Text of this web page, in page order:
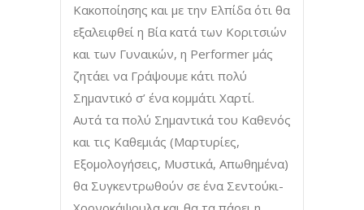
Κακοποίησης και με την Ελπίδα ότι θα
εξαλειφθεί η Βία κατά των Κοριτσιών
και των Γυναικών, η Performer μάς
ζητάει να Γράψουμε κάτι πολύ
Σημαντικό σ’ ένα κομμάτι Χαρτί.
Αυτά τα πολύ Σημαντικά του Καθενός
και τις Καθεμιάς (Μαρτυρίες,
Εξομολογήσεις, Μυστικά, Απωθημένα)
θα Συγκεντρωθούν σε ένα Σεντούκι-